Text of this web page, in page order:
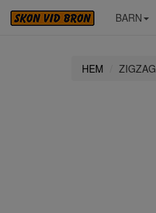
BARN
HEM ZIGZAG